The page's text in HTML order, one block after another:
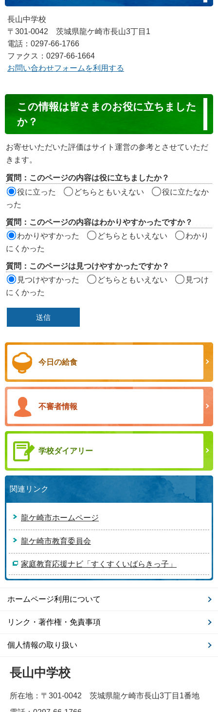
長山中学校
〒301-0042 茨城県龍ケ崎市長山3丁目1
電話：0297-66-1766
ファクス：0297-66-1664
お問い合わせフォームを利用する
ン
ン
ツ
評
価
ア
この情報は皆さまのお役に立ちました
か？
お寄せいただいた評価はサイト運営の参考とさせていただ
きます。
質問：このページの内容は役に立ちましたか？
役に立った
どちらともいえない
役に立たなか
った
質問：このページの内容はわかりやすかったですか？
わかりやすかった
どちらともいえない
わかり
にくかった
質問：このページは見つけやすかったですか？
見つけやすかった
どちらともいえない
見つけ
にくかった
今日の給食
不審者情報
学校ダイアリー
関連リンク
龍ケ崎市ホームページ
龍ケ崎市教育委員会
家庭教育応援ナビ「すくすくいばらきっ子」
ホームページ利用について
リンク・著作権・免責事項
個人情報の取り扱い
長山中学校
所在地：〒301-0042 茨城県龍ケ崎市長山3丁目1番地